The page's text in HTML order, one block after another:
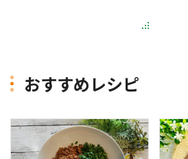
おすすめレシピ